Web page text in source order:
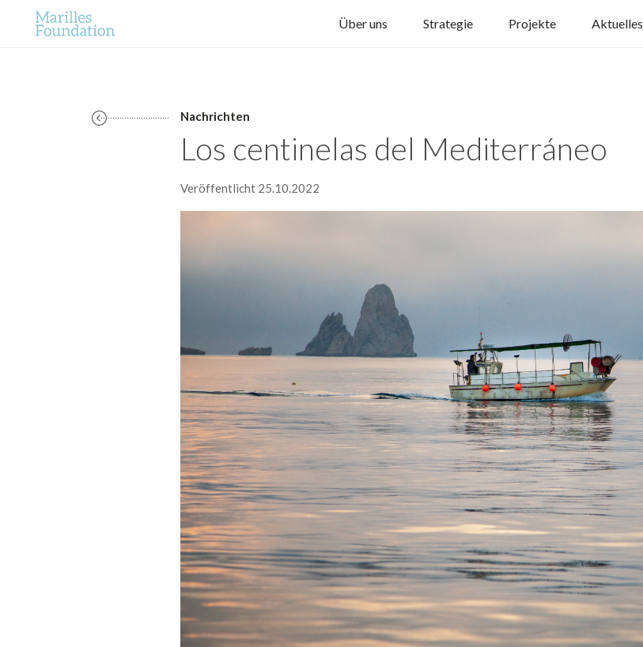
Über uns Strategie Projekte Aktuelles
Nachrichten
Los centinelas del Mediterráneo
Veröffentlicht 25.10.2022